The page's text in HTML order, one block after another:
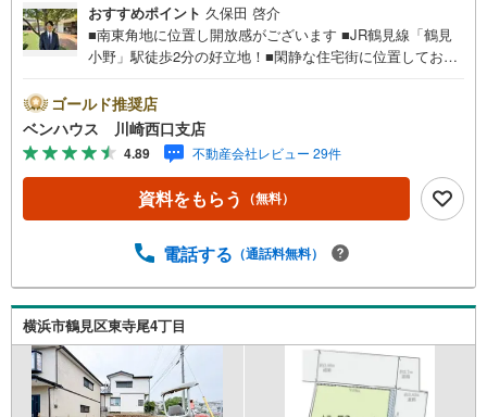
おすすめポイント 久保田 啓介
■南東角地に位置し開放感がございます ■JR鶴見線「鶴見
小野」駅徒歩2分の好立地！■閑静な住宅街に位置しており
家1965年12月築・木造スレート葺2階建て）■ご見学をご希
望のお客様、平日・休日問わず ご対応させていただきま
す。■また、オンライン案内・相談などにも対応しておりま
す。 どうぞ お気軽にご連絡下さい。その他にも・・・
●「この物件以外にも何件か一緒に物件を見てみたい」●
「私はローンいくら借りられるのだろう？」●「買替えなの
があるけど大丈夫かな？」●「頭金は、どれくらいないと買
などなど、住宅購入はわからないことばかり・・・。ご安
心ください!!お力になれる事がございましたら、誠心誠意
お手伝いをさせていただきます。【ベンハウス】にお任せ
ゴールド推奨店
ベンハウス 川崎西口支店
4.89 不動産会社レビュー 29件
資料をもらう （無料）
電話する （通話料無料）
横浜市鶴見区東寺尾4丁目